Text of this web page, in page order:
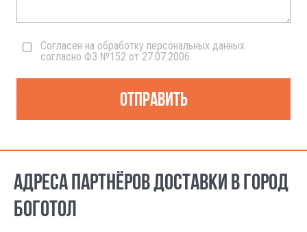
Согласен на обработку персональных данных
согласно ФЗ №152 от 27.07.2006
Отправить
АДРЕСА ПАРТНЁРОВ ДОСТАВКИ В ГОРОД
БОГОТОЛ